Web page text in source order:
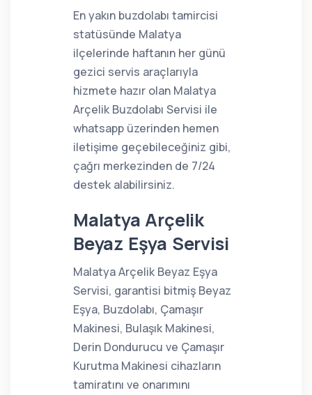
En yakın buzdolabı tamircisi
statüsünde Malatya
ilçelerinde haftanın her günü
gezici servis araçlarıyla
hizmete hazır olan Malatya
Arçelik Buzdolabı Servisi ile
whatsapp üzerinden hemen
iletişime geçebileceğiniz gibi,
çağrı merkezinden de 7/24
destek alabilirsiniz.
Malatya Arçelik
Beyaz Eşya Servisi
Malatya Arçelik Beyaz Eşya
Servisi, garantisi bitmiş Beyaz
Eşya, Buzdolabı, Çamaşır
Makinesi, Bulaşık Makinesi,
Derin Dondurucu ve Çamaşır
Kurutma Makinesi cihazların
tamiratını ve onarımını